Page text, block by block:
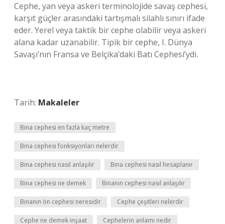
Cephe, yan veya askeri terminolojide savaş cephesi,
karşıt güçler arasındaki tartışmalı silahlı sınırı ifade
eder. Yerel veya taktik bir cephe olabilir veya askeri
alana kadar uzanabilir. Tipik bir cephe, I. Dünya
Savaşı’nın Fransa ve Belçika’daki Batı Cephesi’ydi.
Tarih: Makaleler
Bina cephesi en fazla kaç metre
Bina cephesi fonksiyonları nelerdir
Bina cephesi nasıl anlaşılır Bina cephesi nasıl hesaplanır
Bina cephesi ne demek Binanın cephesi nasıl anlaşılır
Binanın ön cephesi neresidir Cephe çeşitleri nelerdir
Cephe ne demek inşaat Cephelerin anlamı nedir